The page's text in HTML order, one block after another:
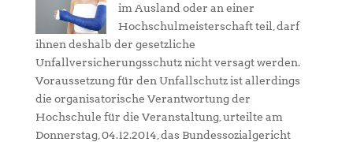
im Ausland oder an einer
Hochschulmeisterschaft teil, darf
ihnen deshalb der gesetzliche
Unfallversicherungsschutz nicht versagt werden.
Voraussetzung für den Unfallschutz ist allerdings
die organisatorische Verantwortung der
Hochschule für die Veranstaltung, urteilte am
Donnerstag, 04.12.2014, das Bundessozialgericht